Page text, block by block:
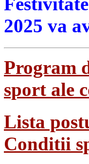
2025 va
Program
sport ale
Lista
Conditii